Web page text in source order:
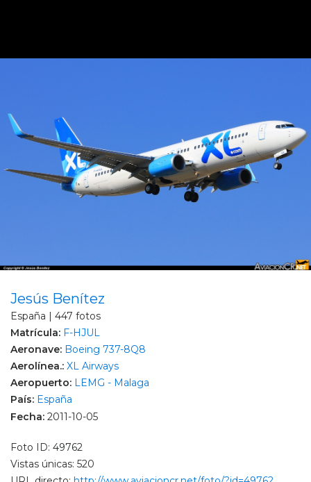
Jesús Benítez
España | 447 fotos
Matrícula: F-HJUL
Aeronave: Boeing 737-8Q8
Aerolínea.: XL Airways
Aeropuerto: LEMG - Malaga
País: España
Fecha: 2011-10-05
Foto ID: 49762
Vistas únicas: 520